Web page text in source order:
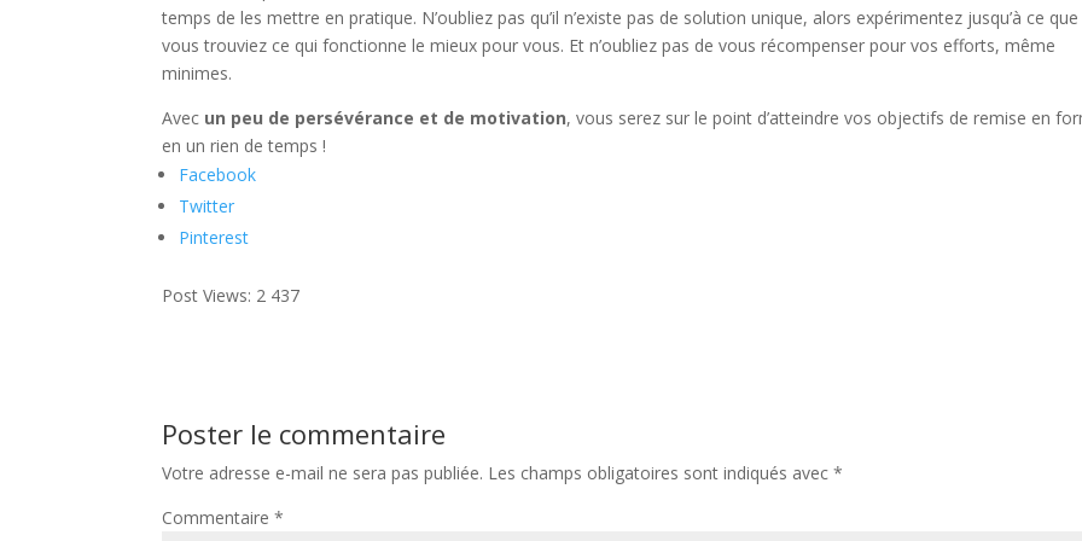
temps de les mettre en pratique. N’oubliez pas qu’il n’existe pas de solution unique, alors expérimentez jusqu’à ce que
vous trouviez ce qui fonctionne le mieux pour vous. Et n’oubliez pas de vous récompenser pour vos efforts, même
minimes.
Avec un peu de persévérance et de motivation, vous serez sur le point d’atteindre vos objectifs de remise en
en un rien de temps !
Facebook
Twitter
Pinterest
Post Views: 2 437
Poster le commentaire
Votre adresse e-mail ne sera pas publiée. Les champs obligatoires sont indiqués avec*
Commentaire*